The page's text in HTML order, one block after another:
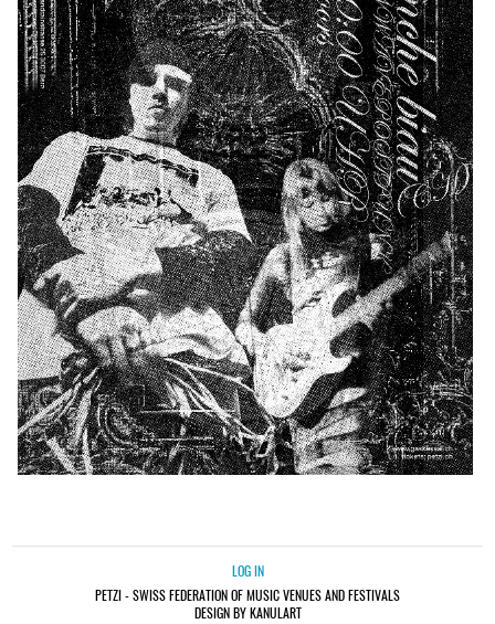
LOG IN
PETZI - SWISS FEDERATION OF MUSIC VENUES AND FESTIVALS
DESIGN BY KANULART